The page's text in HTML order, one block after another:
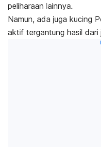
peliharaan lainnya.
Namun, ada juga kucing
aktif tergantung hasil dari